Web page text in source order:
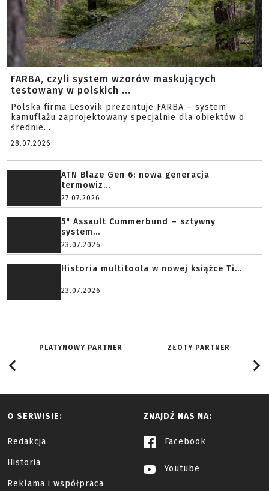
FARBA, czyli system wzorów maskujących
testowany w polskich ...
Polska firma Lesovik prezentuje FARBA – system
kamuflażu zaprojektowany specjalnie dla obiektów o
średnie...
28.07.2026
ATN Blaze Gen 6: nowa generacja
termowiz...
27.07.2026
5" Assault Cummerbund – sztywny
system...
23.07.2026
Historia multitoola w nowej książce Ti...
23.07.2026
PLATYNOWY PARTNER ZŁOTY PARTNER
O SERWISIE:
Redakcja
Historia
ZNAJDŹ NAS NA:
Facebook